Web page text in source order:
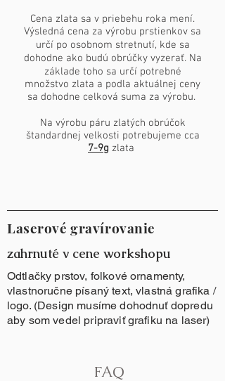
Cena zlata sa v priebehu roka mení.
Výsledná cena za výrobu prstienkov sa
určí po osobnom stretnutí, kde sa
dohodne ako budú obrúčky vyzera​ť. Na
základe toho sa určí potrebné
množstvo zlata a podla aktuálnej ceny
sa dohodne celková suma za výrobu.
Na výrobu páru zlatých obrúčok
štandardnej velkosti potrebujeme cca
7-9g zlata
Laserové gravírovanie
zahrnuté v cene workshopu
Odtlačky prstov, folkové ornamenty,
vlastnoručne písaný text, vlastná grafika /
logo. (Design musíme dohodnuť dopredu
aby som vedel pripraviť grafiku na laser)
FAQ